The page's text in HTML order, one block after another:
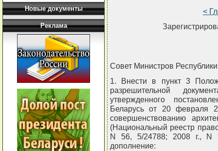
Новые документы
Реклама
<
Совет Министров
1. Внести в пункт 3
разрешительной
утвержденного
Беларусь от 20 февраля
совершенствованию
(Национальный реестр
N 56, 5/24788; 2008 г., N
дополнение: